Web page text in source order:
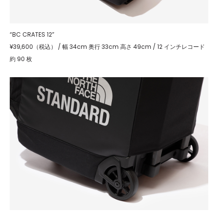
“BC CRATES 12”
¥39,600（税込） / 幅 34cm 奥行 33cm 高さ 49cm / 12 インチレコード
約 90 枚